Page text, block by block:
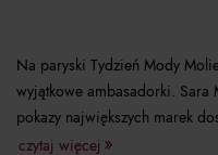
Na paryski Tydzień Mody
wyjątkowe ambasadorki. Sara
pokazy największych marek
czytaj więcej